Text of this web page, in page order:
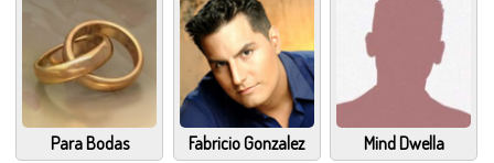
Para Bodas Fabricio Gonzalez Mind Dwella